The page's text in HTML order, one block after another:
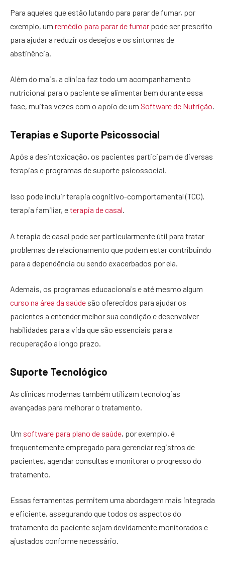
Para aqueles que estão lutando para parar de fumar, por
exemplo, um remédio para parar de fumar pode ser prescrito
para ajudar a reduzir os desejos e os sintomas de
abstinência.
Além do mais, a clínica faz todo um acompanhamento
nutricional para o paciente se alimentar bem durante essa
fase, muitas vezes com o apoio de um Software de Nutrição.
Terapias e Suporte Psicossocial
Após a desintoxicação, os pacientes participam de diversas
terapias e programas de suporte psicossocial.
Isso pode incluir terapia cognitivo-comportamental (TCC),
terapia familiar, eterapia de casal.
A terapia de casal pode ser particularmente útil para tratar
problemas de relacionamento que podem estar contribuindo
para a dependência ou sendo exacerbados por ela.
Ademais, os programas educacionais e até mesmo algum
curso na área da saúde são oferecidos para ajudar os
pacientes a entender melhor sua condição e desenvolver
habilidades para a vida que são essenciais para a
recuperação a longo prazo.
Suporte Tecnológico
As clínicas modernas também utilizam tecnologias
avançadas para melhorar o tratamento.
Um software para plano de saúde, por exemplo, é
frequentemente empregado para gerenciar registros de
pacientes, agendar consultas e monitorar o progresso do
tratamento.
Essas ferramentas permitem uma abordagem mais integrada
e eficiente, assegurando que todos os aspectos do
tratamento do paciente sejam devidamente monitorados e
ajustados conforme necessário.